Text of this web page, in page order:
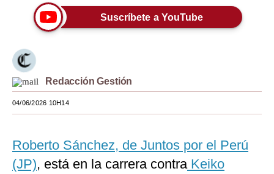
Estilos
EEUU
México
España
Tecnología
Suscríbete a YouTube
Redacción Gestión
04/06/2026 10H14
Roberto Sánchez, de Juntos por el Perú
(JP), está en la carrera contraKeiko